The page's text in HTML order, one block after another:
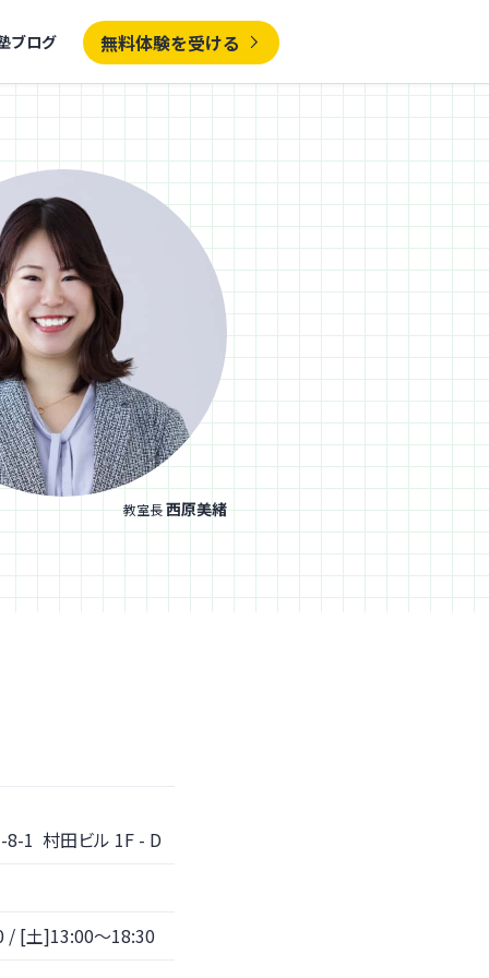
ブログ 無料体験を受ける
教室長西原美緒
8-1 村田ビル 1F - D
/ [土]13:00～18:30